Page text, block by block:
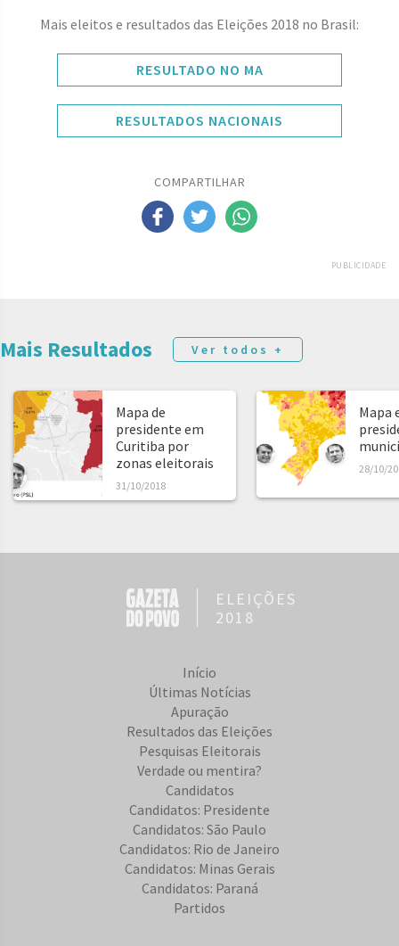
Mais eleitos e resultados das Eleições 2018 no Brasil:
RESULTADO NO MA
RESULTADOS NACIONAIS
COMPARTILHAR
PUBLICIDADE
Mais Resultados Ver todos +
Mapa de
presidente em
Curitiba por
zonas eleitorais
31/10/2018
Mapa
28/10/
ELEIÇÕES
2018
Início
Últimas Notícias
Apuração
Resultados das Eleições
Pesquisas Eleitorais
Verdade ou mentira?
Candidatos
Candidatos: Presidente
Candidatos: São Paulo
Candidatos: Rio de Janeiro
Candidatos: Minas Gerais
Candidatos: Paraná
Partidos